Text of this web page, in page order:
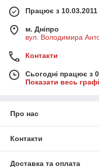
Працює з 10.03.2011
м. Дніпро
вул. Володимира
Контакти
Сьогодні працює з
Показати весь
Про нас
Контакти
Доставка та оплата